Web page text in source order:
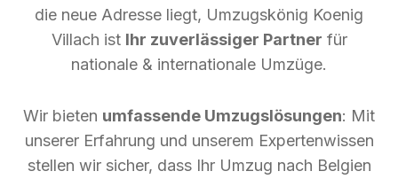
die neue Adresse liegt, Umzugskönig Koenig
Villach ist Ihr zuverlässiger Partner für
nationale & internationale Umzüge.
Wir bieten umfassende Umzugslösungen: Mit
unserer Erfahrung und unserem Expertenwissen
stellen wir sicher, dass Ihr Umzug nach Belgien